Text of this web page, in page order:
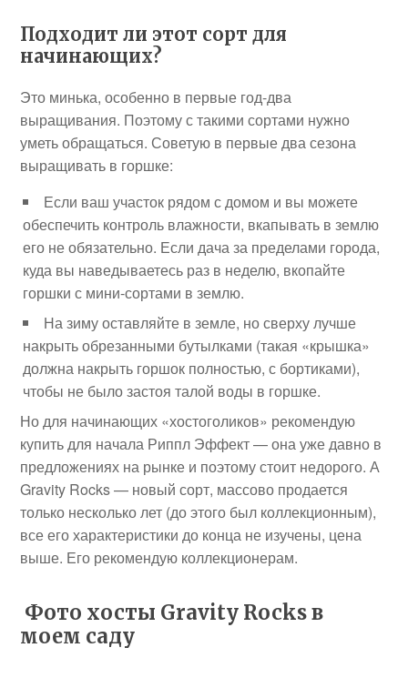
Подходит ли этот сорт для
начинающих?
Это минька, особенно в первые год-два
выращивания. Поэтому с такими сортами нужно
уметь обращаться. Советую в первые два сезона
выращивать в горшке:
Если ваш участок рядом с домом и вы можете
обеспечить контроль влажности, вкапывать в землю
его не обязательно. Если дача за пределами города,
куда вы наведываетесь раз в неделю, вкопайте
горшки с мини-сортами в землю.
На зиму оставляйте в земле, но сверху лучше
накрыть обрезанными бутылками (такая «крышка»
должна накрыть горшок полностью, с бортиками),
чтобы не было застоя талой воды в горшке.
Но для начинающих «хостоголиков» рекомендую
купить для начала Риппл Эффект — она уже давно в
предложениях на рынке и поэтому стоит недорого. А
Gravity Rocks — новый сорт, массово продается
только несколько лет (до этого был коллекционным),
все его характеристики до конца не изучены, цена
выше. Его рекомендую коллекционерам.
Фото хосты Gravity Rocks в
моем саду